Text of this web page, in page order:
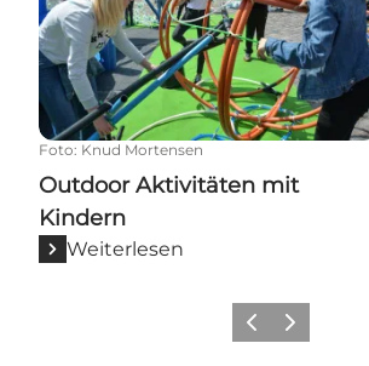
Foto: Knud Mortensen
Outdoor Aktivitäten mit
Kindern
Weiterlesen
Vorherige Folie
Nächste Folie